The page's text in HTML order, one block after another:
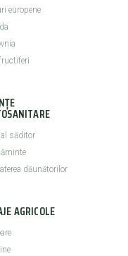
europene
săditor
dăunătorilor
AGRICOLE